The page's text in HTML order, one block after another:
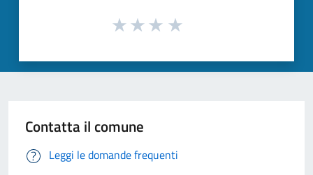
Contatta il comune
Leggi le domande frequenti